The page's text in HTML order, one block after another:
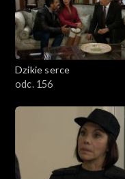
Dzikie serce
odc. 156